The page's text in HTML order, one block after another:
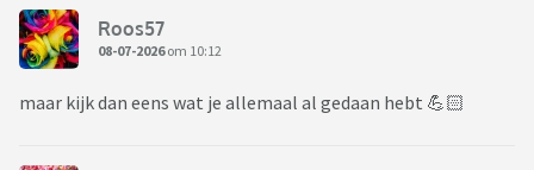
Roos57
08-07-2026om 10:12
maar kijk dan eens wat je allemaal al gedaan hebt 💪🏻